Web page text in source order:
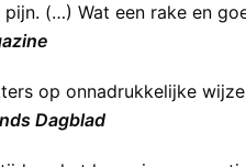
(…) Wat een rake en
op onnadrukkelijke
Dagblad